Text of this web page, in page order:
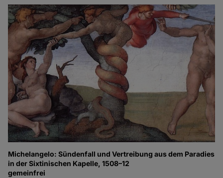
Michelangelo: Sündenfall und Vertreibung aus dem Paradies
in der Sixtinischen Kapelle, 1508–12
gemeinfrei